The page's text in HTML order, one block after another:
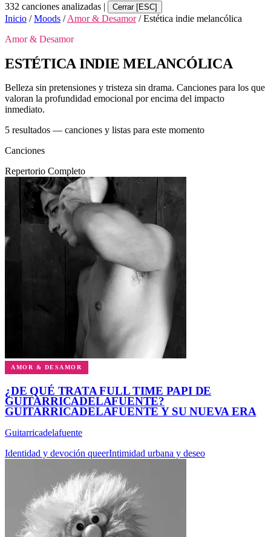
332 canciones analizadas | Cerrar [ESC]
Inicio / Moods / Amor & Desamor / Estética indie melancólica
Amor & Desamor
ESTÉTICA INDIE MELANCÓLICA
Belleza sin pretensiones y tristeza sin drama. Canciones para los que
valoran la profundidad emocional por encima del impacto
inmediato.
5 resultados — canciones y listas para este momento
Canciones
Repertorio Completo
AMOR & DESAMOR
¿DE QUÉ TRATA FULL TIME PAPI DE
GUITARRICADELAFUENTE?
GUITARRICADELAFUENTE Y SU NUEVA ERA
Guitarricadelafuente
Identidad y devoción queerIntimidad urbana y deseo